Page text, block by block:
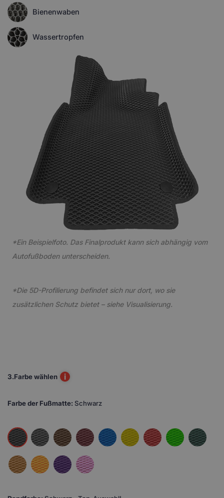
Bienenwaben
Wassertropfen
*Ein Beispielfoto. Das Finalprodukt kann sich abhängig vom
Autofußboden unterscheiden.
*Die 5D-Profilierung befindet sich nur dort, wo sie
zusätzlichen Schutz bietet – siehe Visualisierung.
3.Farbe wählen i
Farbe der Fußmatte: Schwarz